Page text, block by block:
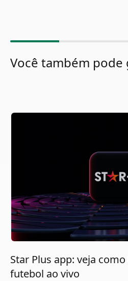
Você também pode
Star Plus app: veja
futebol ao vivo